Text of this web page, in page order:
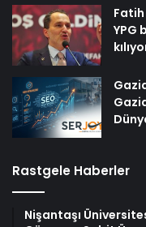
YPG
Rastgele Haberler
Nişantaşı